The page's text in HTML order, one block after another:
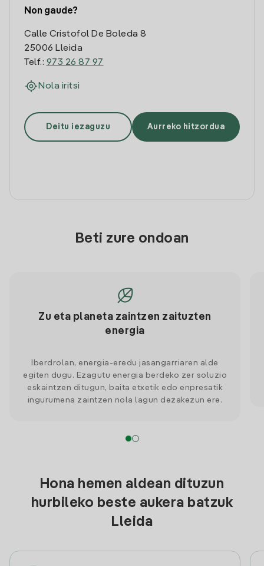
Non gaude?
Calle Cristofol De Boleda 8
25006 Lleida
Telf.: 973 26 87 97
Nola iritsi
Deitu iezaguzu Aurreko hitzordua
Beti zure ondoan
Zu eta planeta zaintzen zaituzten
energia
Iberdrolan, energia-eredu jasangarriaren alde
egiten dugu. Ezagutu energia berdeko zer soluzio
eskaintzen ditugun, baita etxetik edo enpresatik
ingurumena zaintzen nola lagun dezakezun ere.
Hona hemen aldean dituzun
hurbileko beste aukera batzuk
Lleida